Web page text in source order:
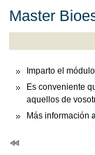
Master
Imparto el
Es conveniente
aquellos de
Más información